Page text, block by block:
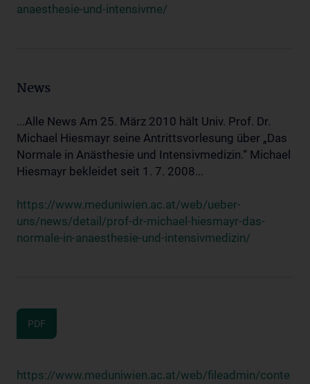
anaesthesie-und-intensivme/
News
...Alle News Am 25. März 2010 hält Univ. Prof. Dr.
Michael Hiesmayr seine Antrittsvorlesung über „Das
Normale in Anästhesie und Intensivmedizin.“ Michael
Hiesmayr bekleidet seit 1. 7. 2008...
https://www.meduniwien.ac.at/web/ueber-
uns/news/detail/prof-dr-michael-hiesmayr-das-
normale-in-anaesthesie-und-intensivmedizin/
PDF
https://www.meduniwien.ac.at/web/fileadmin/conte